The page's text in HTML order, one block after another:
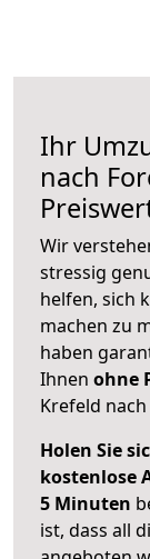
Ihr
nach
Wir
stressig
helfen, sich
machen zu
haben
Ihnen ohne
Krefeld
Holen Sie
kostenlose
5 Minuten
ist, dass all